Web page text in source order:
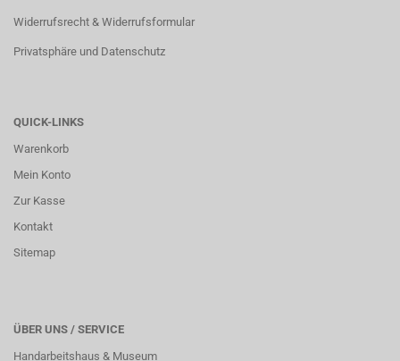
Widerrufsrecht & Widerrufsformular
Privatsphäre und Datenschutz
QUICK-LINKS
Warenkorb
Mein Konto
Zur Kasse
Kontakt
Sitemap
ÜBER UNS / SERVICE
Handarbeitshaus & Museum